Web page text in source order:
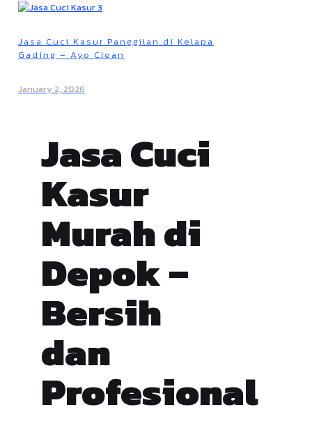
Jasa Cuci Kasur Panggilan di Kelapa
Gading – Ayo Clean
January 2, 2026
Jasa Cuci
Kasur
Murah di
Depok –
Bersih
dan
Profesional